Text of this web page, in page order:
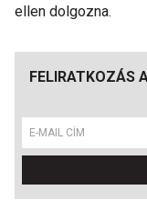
ellen dolgozna.
FELIRATKOZÁS